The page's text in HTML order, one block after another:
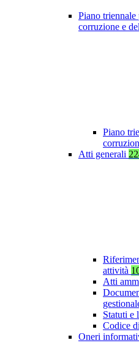
Piano triennale
corruzione e
Piano
Atti generali
attività
Atti
Statuti e
Codice
Oneri